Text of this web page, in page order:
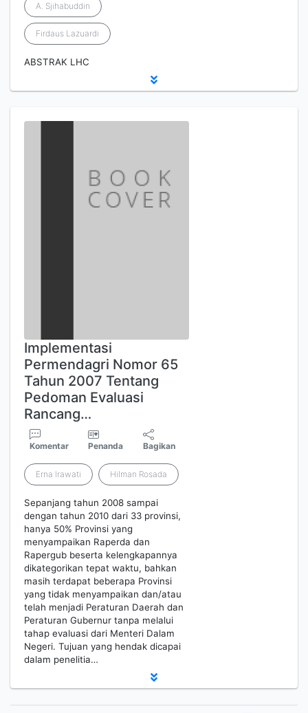
A. Sjihabuddin
Firdaus Lazuardi
ABSTRAK LHC
Implementasi
Permendagri Nomor 65
Tahun 2007 Tentang
Pedoman Evaluasi
Rancang…
Komentar Penanda Bagikan
Erna Irawati Hilman Rosada
Sepanjang tahun 2008 sampai
dengan tahun 2010 dari 33 provinsi,
hanya 50% Provinsi yang
menyampaikan Raperda dan
Rapergub beserta kelengkapannya
dikategorikan tepat waktu, bahkan
masih terdapat beberapa Provinsi
yang tidak menyampaikan dan/atau
telah menjadi Peraturan Daerah dan
Peraturan Gubernur tanpa melalui
tahap evaluasi dari Menteri Dalam
Negeri. Tujuan yang hendak dicapai
dalam penelitia…